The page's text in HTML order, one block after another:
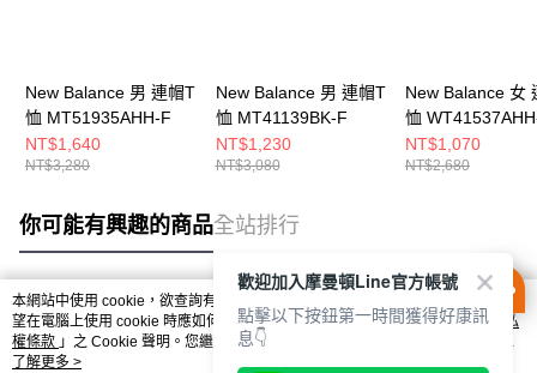
New Balance 男 連帽T
恤 MT51935AHH-F
NT$1,640
NT$3,280
New Balance 男 連帽T
恤 MT41139BK-F
NT$1,230
NT$3,080
New Balance 女
恤
NT$1,070
NT$2,680
你可能有興趣的商品全站排行
熱門標籤
本網站中使用 cookie，欲查詢有關本網站使用 cookie 方式之詳情，及若您不希
望在電腦上使用 cookie 時應如何變更電腦的 cookie 設定，請參閱本網站「
隱私
權條款 」之 Cookie 聲明。您繼續使用本網站即表示您同意本公司得按本網站使
用條款之 Cookie 聲明使用 cookie。
了解更多 >
歡迎加入摩曼頓Line官方帳號
點擊以下按鈕第一時間獲得好康訊
息👇